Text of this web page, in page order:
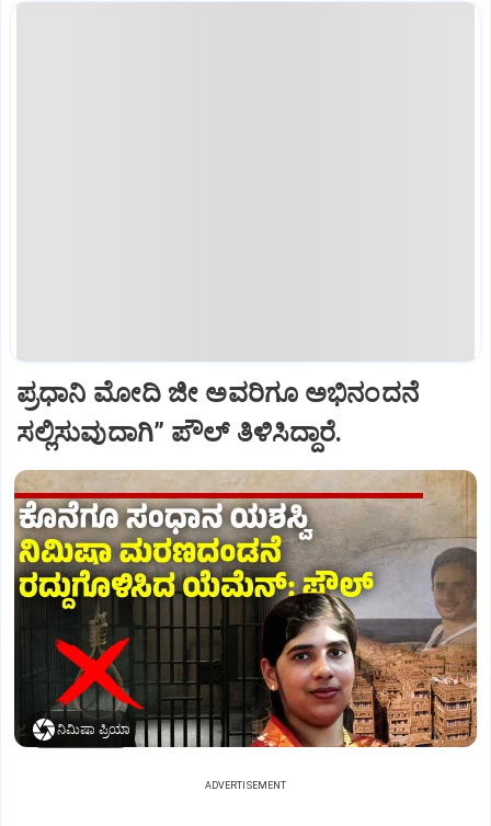
ಪ್ರಧಾನಿ ಮೋದಿ ಜೀ ಅವರಿಗೂ ಅಭಿನಂದನೆ
ಸಲ್ಲಿಸುವುದಾಗಿ” ಪೌಲ್‌ ತಿಳಿಸಿದ್ದಾರೆ.
ನಿಮಿಷಾ ಪ್ರಿಯಾ
ADVERTISEMENT